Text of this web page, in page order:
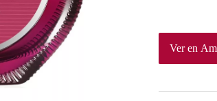
Ver en